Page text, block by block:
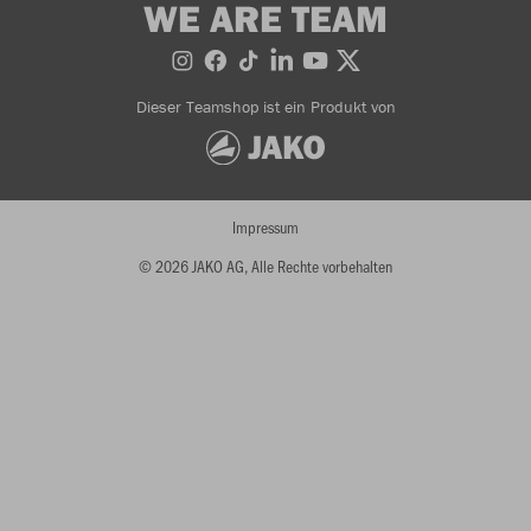
WE ARE TEAM
Dieser Teamshop ist ein Produkt von
© 2026 JAKO AG, Alle Rechte vorbehalten
Impressum